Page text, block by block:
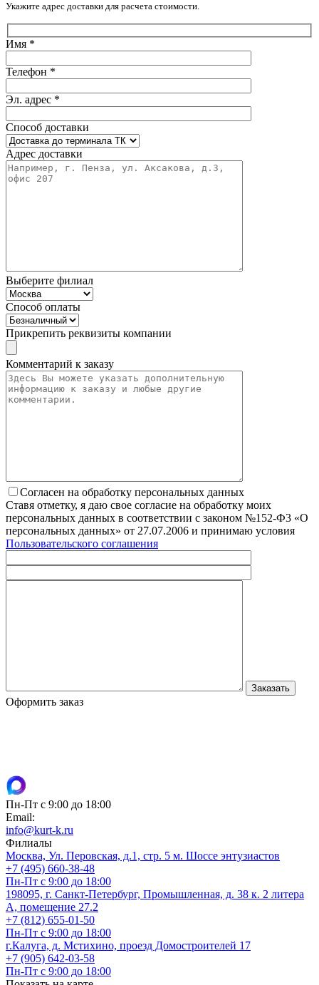
Укажите адрес доставки для расчета стоимости.
Имя *
Телефон *
Эл. адрес *
Способ доставки
Адрес доставки
Выберите филиал
Способ оплаты
Прикрепить реквизиты компании
Комментарий к заказу
Согласен на обработку персональных данных
Ставя отметку, я даю свое согласие на обработку моих
персональных данных в соответствии с законом №152-Ф3 «О
персональных данных» от 27.07.2006 и принимаю условия
Пользовательского соглашения
Оформить заказ
Пн-Пт с 9:00 до 18:00
Email:
info@kurt-k.ru
Филиалы
Москва, Ул. Перовская, д.1, стр. 5 м. Шоссе энтузиастов
+7 (495) 660-38-48
Пн-Пт с 9:00 до 18:00
198095, г. Санкт-Петербург, Промышленная, д. 38 к. 2 литера
А, помещение 27.2
+7 (812) 655-01-50
Пн-Пт с 9:00 до 18:00
г.Калуга, д. Мстихино, проезд Домостроителей 17
+7 (905) 642-03-58
Пн-Пт с 9:00 до 18:00